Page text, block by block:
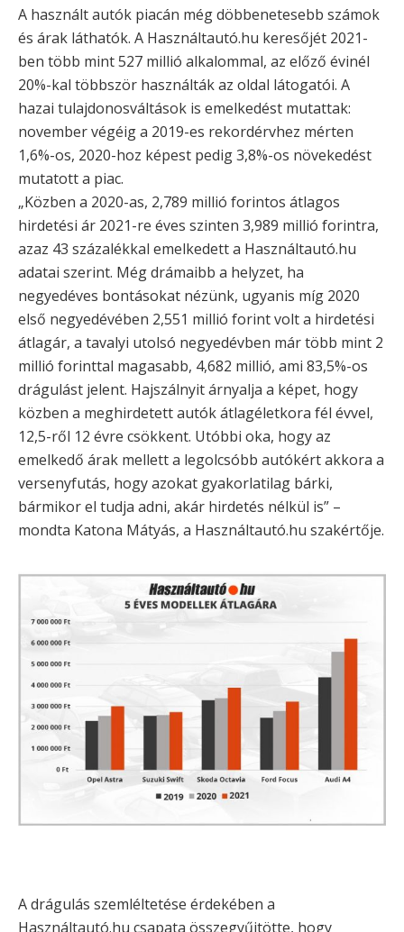
A használt autók piacán még döbbenetesebb számok
és árak láthatók. A Használtautó.hu keresőjét 2021-
ben több mint 527 millió alkalommal, az előző évinél
20%-kal többször használták az oldal látogatói. A
hazai tulajdonosváltások is emelkedést mutattak:
november végéig a 2019-es rekordérvhez mérten
1,6%-os, 2020-hoz képest pedig 3,8%-os növekedést
mutatott a piac.
„Közben a 2020-as, 2,789 millió forintos átlagos
hirdetési ár 2021-re éves szinten 3,989 millió forintra,
azaz 43 százalékkal emelkedett a Használtautó.hu
adatai szerint. Még drámaibb a helyzet, ha
negyedéves bontásokat nézünk, ugyanis míg 2020
első negyedévében 2,551 millió forint volt a hirdetési
átlagár, a tavalyi utolsó negyedévben már több mint 2
millió forinttal magasabb, 4,682 millió, ami 83,5%-os
drágulást jelent. Hajszálnyit árnyalja a képet, hogy
közben a meghirdetett autók átlagéletkora fél évvel,
12,5-ről 12 évre csökkent. Utóbbi oka, hogy az
emelkedő árak mellett a legolcsóbb autókért akkora a
versenyfutás, hogy azokat gyakorlatilag bárki,
bármikor el tudja adni, akár hirdetés nélkül is” –
mondta Katona Mátyás, a Használtautó.hu szakértője.
A drágulás szemléltetése érdekében a
Használtautó.hu csapata összegyűjtötte, hogy